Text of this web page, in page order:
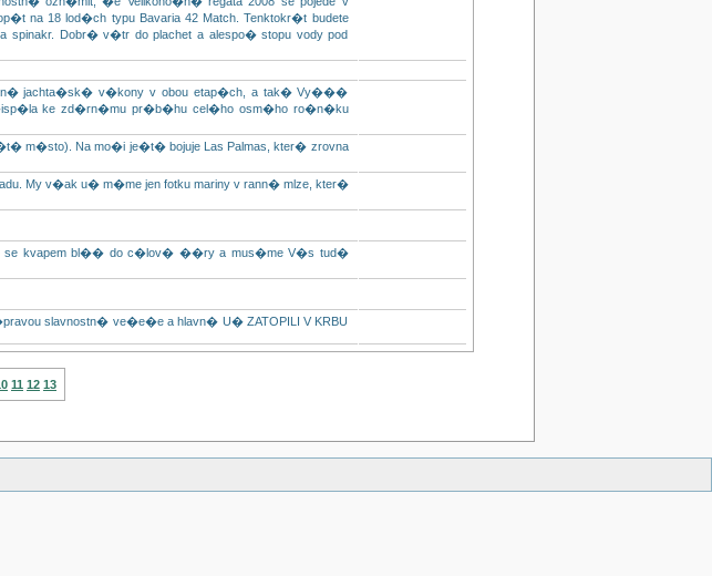
na 18 lod�ch typu Bavaria 42 Match. Tenktokr�t budete
spinakr. Dobr� v�tr do plachet a alespo� stopu vody pod
jachta�sk� v�kony v obou etap�ch, a tak� Vy���
ke zd�rn�mu pr�b�hu cel�ho osm�ho ro�n�ku
m�sto). Na mo�i je�t� bojuje Las Palmas, kter� zrovna
My v�ak u� m�me jen fotku mariny v rann� mlze, kter�
se kvapem bl�� do c�lov� ��ry a mus�me V�s tud�
slavnostn� ve�e�e a hlavn� U� ZATOPILI V KRBU
11 12 13